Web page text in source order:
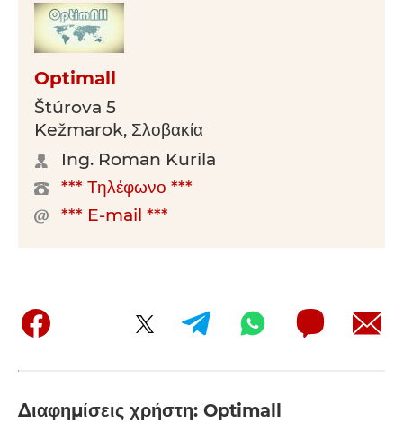
Optimall
Štúrova 5
Kežmarok, Σλοβακία
Ing. Roman Kurila
*** Τηλέφωνο ***
*** E-mail ***
Διαφημίσεις χρήστη: Optimall